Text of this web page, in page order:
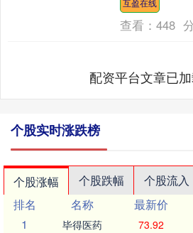
流”建设，建设
查看：448
配资平台文章已
个股实时涨跌榜
个股涨幅 个股跌幅 个股流入
排名
名称 最新价
1
毕得医药 73.92